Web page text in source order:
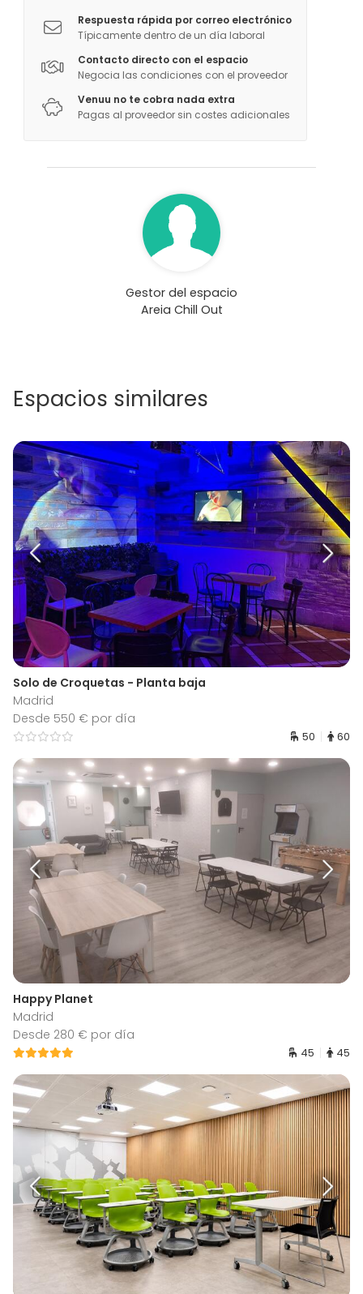
Respuesta rápida por correo electrónico
Típicamente dentro de un día laboral
Contacto directo con el espacio
Negocia las condiciones con el proveedor
Venuu no te cobra nada extra
Pagas al proveedor sin costes adicionales
Gestor del espacio
Areia Chill Out
Espacios similares
Solo de Croquetas - Planta baja
Madrid
Desde 550 € por día
50 60
Happy Planet
Madrid
Desde 280 € por día
45 45